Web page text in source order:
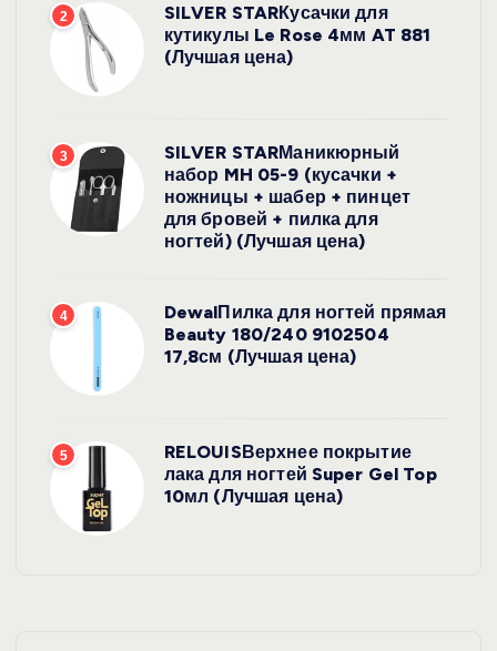
2
SILVER STARКусачки для
кутикулы Le Rose 4мм AT 881
(Лучшая цена)
3
SILVER STARМаникюрный
набор MH 05-9 (кусачки +
ножницы + шабер + пинцет
для бровей + пилка для
ногтей) (Лучшая цена)
4
DewalПилка для ногтей прямая
Beauty 180/240 9102504
17,8см (Лучшая цена)
5
RELOUISВерхнее покрытие
лака для ногтей Super Gel Top
10мл (Лучшая цена)